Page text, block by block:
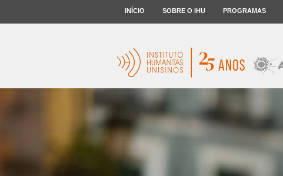
INÍCIO SOBRE O IHU PROGRAMAS